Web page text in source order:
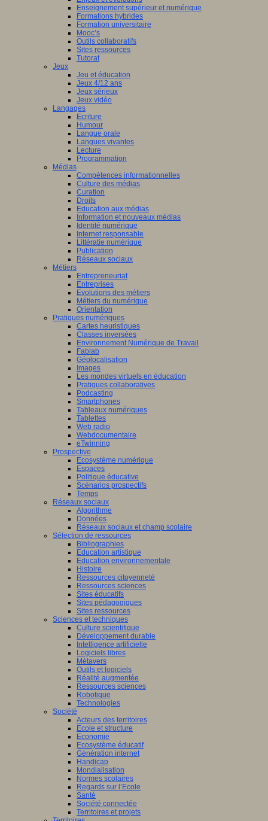
Enseignement supérieur et numérique
Formations hybrides
Formation universitaire
Mooc’s
Outils collaboratifs
Sites ressources
Tutorat
Jeux
Jeu et éducation
Jeux 4/12 ans
Jeux sérieux
Jeux vidéo
Langages
Ecriture
Humour
Langue orale
Langues vivantes
Lecture
Programmation
Médias
Compétences informationnelles
Culture des médias
Curation
Droits
Education aux médias
Information et nouveaux médias
Identité numérique
Internet responsable
Littératie numérique
Publication
Réseaux sociaux
Métiers
Entrepreneuriat
Entreprises
Evolutions des métiers
Métiers du numérique
Orientation
Pratiques numériques
Cartes heuristiques
Classes inversées
Environnement Numérique de Travail
Fablab
Géolocalisation
Images
Les mondes virtuels en éducation
Pratiques collaboratives
Podcasting
Smartphones
Tableaux numériques
Tablettes
Web radio
Webdocumentaire
eTwinning
Prospective
Ecosystème numérique
Espaces
Politique éducative
Scénarios prospectifs
Temps
Réseaux sociaux
Algorithme
Données
Réseaux sociaux et champ scolaire
Sélection de ressources
Bibliographies
Education artistique
Education environnementale
Histoire
Ressources citoyenneté
Ressources sciences
Sites éducatifs
Sites pédagogiques
Sites ressources
Sciences et techniques
Culture scientifique
Développement durable
Intelligence artificielle
Logiciels libres
Métavers
Outils et logiciels
Réalité augmentée
Ressources sciences
Robotique
Technologies
Société
Acteurs des territoires
Ecole et structure
Economie
Ecosystème éducatif
Génération internet
Handicap
Mondialisation
Normes scolaires
Regards sur l’Ecole
Santé
Société connectée
Territoires et projets